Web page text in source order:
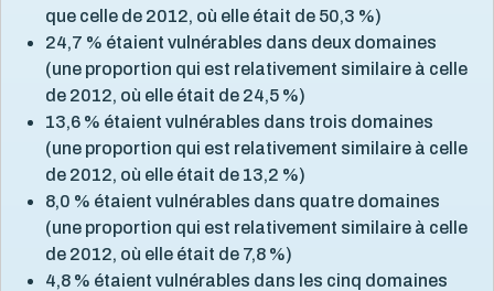
que celle de 2012, où elle était de 50,3 %)
24,7 % étaient vulnérables dans deux domaines
(une proportion qui est relativement similaire à celle
de 2012, où elle était de 24,5 %)
13,6 % étaient vulnérables dans trois domaines
(une proportion qui est relativement similaire à celle
de 2012, où elle était de 13,2 %)
8,0 % étaient vulnérables dans quatre domaines
(une proportion qui est relativement similaire à celle
de 2012, où elle était de 7,8 %)
4,8 % étaient vulnérables dans les cinq domaines